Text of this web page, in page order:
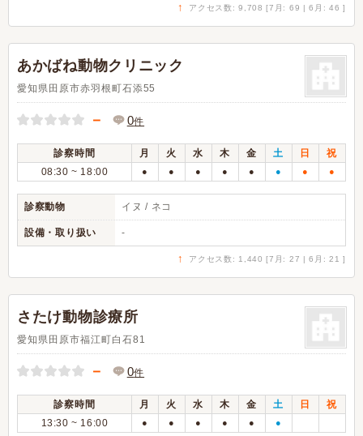
↑ アクセス数: 9,708 [7月: 69 | 6月: 46 ]
あかばね動物クリニック
愛知県田原市赤羽根町石添55
－ 0件
診察時間 月 火 水 木 金 土 日
祝
08:30 ~ 18:00
● ● ● ● ● ● ● ●
診察動物 イヌ / ネコ
設備・取り扱い -
↑ アクセス数: 1,440 [7月: 27 | 6月: 21 ]
さたけ動物診療所
愛知県田原市福江町白石81
－ 0件
診察時間 月 火 水 木 金 土 日
祝
13:30 ~ 16:00
● ● ● ● ● ●